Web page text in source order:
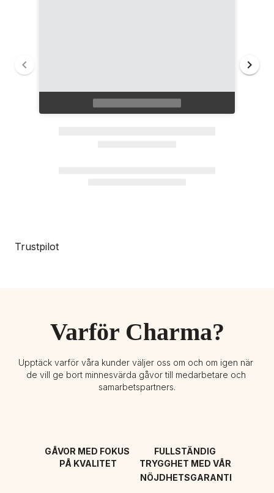
Trustpilot
Varför Charma?
Upptäck varför våra kunder väljer oss om och om igen när
de vill ge bort minnesvärda gåvor till medarbetare och
samarbetspartners.
GÅVOR MED FOKUS
PÅ KVALITET
FULLSTÄNDIG
TRYGGHET MED VÅR
NÖJDHETSGARANTI